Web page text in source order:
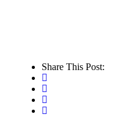
Share This Post: